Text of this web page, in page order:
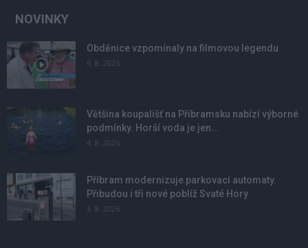
NOVINKY
Obděnice vzpomínaly na filmovou legendu
6. 8. 2026
Většina koupališť na Příbramsku nabízí výborné
podmínky. Horší voda je jen...
4. 8. 2026
Příbram modernizuje parkovací automaty.
Přibudou i tři nové poblíž Svaté Hory
3. 8. 2026